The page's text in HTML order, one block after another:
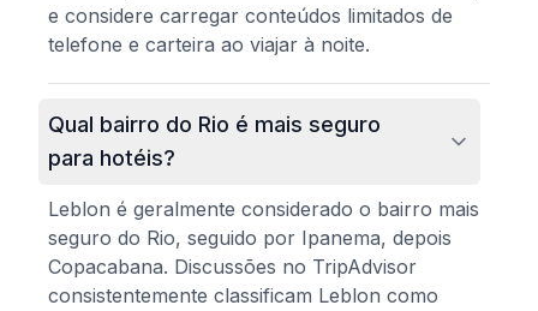
e considere carregar conteúdos limitados de
telefone e carteira ao viajar à noite.
Qual bairro do Rio é mais seguro
para hotéis?
Leblon é geralmente considerado o bairro mais
seguro do Rio, seguido por Ipanema, depois
Copacabana. Discussões no TripAdvisor
consistentemente classificam Leblon como